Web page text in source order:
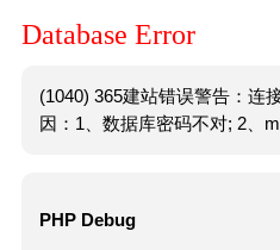
Database Error
(1040) 365建站错误警告：连
因：1、数据库密码不对; 2、
PHP Debug